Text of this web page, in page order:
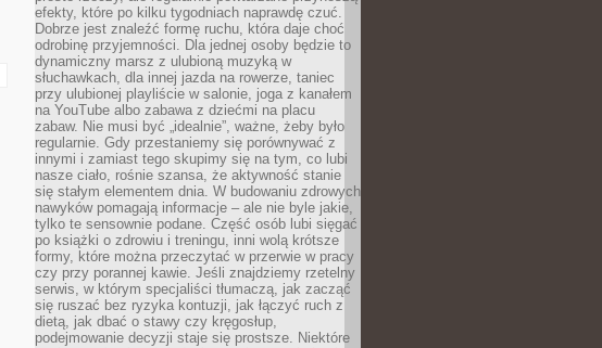
efekty, które po kilku tygodniach naprawdę czuć.
Dobrze jest znaleźć formę ruchu, która daje choć
odrobinę przyjemności. Dla jednej osoby będzie to
dynamiczny marsz z ulubioną muzyką w
słuchawkach, dla innej jazda na rowerze, taniec
przy ulubionej playliście w salonie, joga z kanałem
na YouTube albo zabawa z dziećmi na placu
zabaw. Nie musi być „idealnie”, ważne, żeby było
regularnie. Gdy przestaniemy się porównywać z
innymi i zamiast tego skupimy się na tym, co lubi
nasze ciało, rośnie szansa, że aktywność stanie
się stałym elementem dnia. W budowaniu zdrowych
nawyków pomagają informacje – ale nie byle jakie,
tylko te sensownie podane. Część osób lubi sięgać
po książki o zdrowiu i treningu, inni wolą krótsze
formy, które można przeczytać w przerwie w pracy
czy przy porannej kawie. Jeśli znajdziemy rzetelny
serwis, w którym specjaliści tłumaczą, jak zacząć
się ruszać bez ryzyka kontuzji, jak łączyć ruch z
dietą, jak dbać o stawy czy kręgosłup,
podejmowanie decyzji staje się prostsze. Niektóre